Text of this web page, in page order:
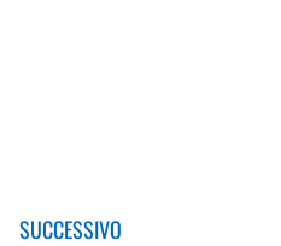
SUCCESSIVO